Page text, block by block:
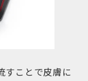
すことで皮膚に